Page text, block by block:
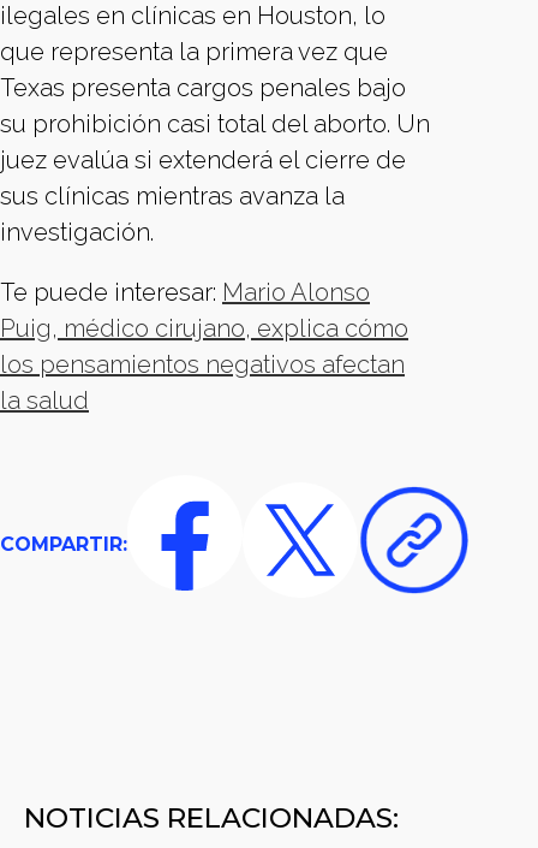
ilegales en clínicas en Houston, lo
que representa la primera vez que
Texas presenta cargos penales bajo
su prohibición casi total del aborto. Un
juez evalúa si extenderá el cierre de
sus clínicas mientras avanza la
investigación.
Te puede interesar: Mario Alonso
Puig, médico cirujano, explica cómo
los pensamientos negativos afectan
la salud
COMPARTIR:
NOTICIAS RELACIONADAS: